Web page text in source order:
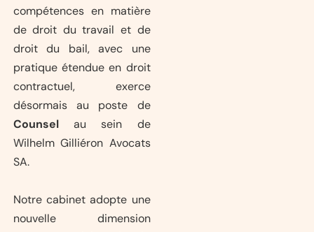
compétences en matière
de droit du travail et de
droit du bail, avec une
pratique étendue en droit
contractuel, exerce
désormais au poste de
Counselau sein de
Wilhelm Gilliéron Avocats
SA.
Notre cabinet adopte une
nouvelle dimension